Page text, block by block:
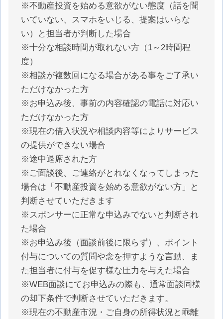
※不動産投資を始める意欲がない態度（話を聞
いていない、スマホをいじる、提案はいらな
い）と担当者が判断した場合
※十分な相談時間が取れない方（1～2時間程
度）
※相談が複数回になる場合がある事をご了承い
ただけなかった方
※お申込み後、事前の内容確認の電話に対応い
ただけなかった方
※現在の借入状況や相談内容等によりサービス
の提供ができない場合
※途中退席された方
※ご面談後、ご連絡がとれなくなってしまった
場合は「不動産投資を始める意欲がない方」と
判断させていただきます
※スポンサーに正常な申込みでないと判断され
た場合
※お申込み後（面談前後に限らず）、ポイント
付与についての質問や念を押すような言動、ま
た担当者に付与を促す様な圧力を与えた場合
※WEB面談にてお申込みの際も、通常面談同様
の却下条件で判断させていただきます。
※現在の不動産市況・ご自身の所得状況と乖離